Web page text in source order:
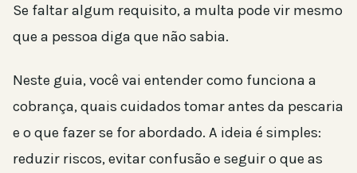
Se faltar algum requisito, a multa pode vir mesmo
que a pessoa diga que não sabia.
Neste guia, você vai entender como funciona a
cobrança, quais cuidados tomar antes da pescaria
e o que fazer se for abordado. A ideia é simples:
reduzir riscos, evitar confusão e seguir o que as